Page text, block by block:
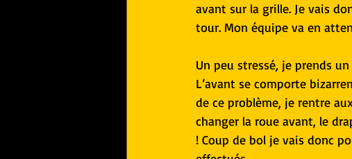
avant sur la grille. Je vais
tour. Mon équipe va en
Un peu stressé, je prends
L’avant se comporte
de ce problème, je rentre
changer la roue avant, le
! Coup de bol je vais donc